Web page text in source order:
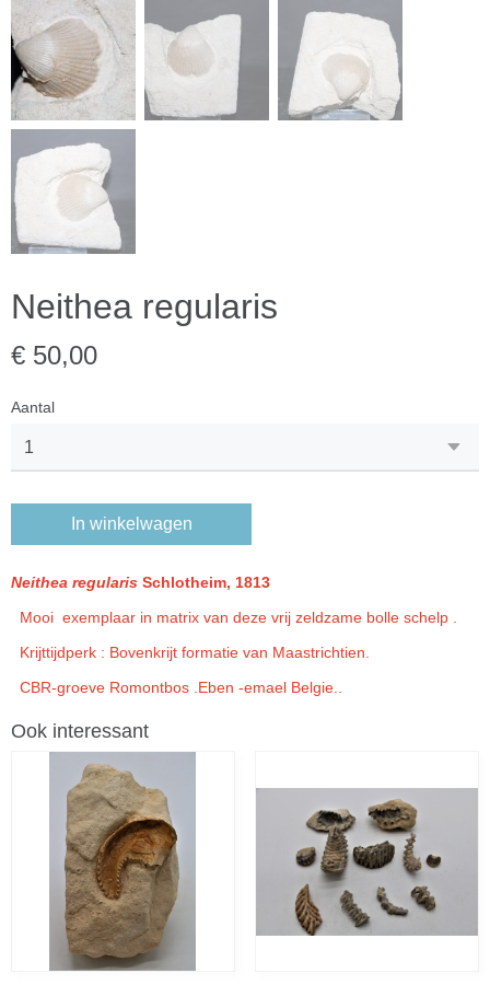
Neithea regularis
€ 50,00
Aantal
In winkelwagen
Neithea regularis Schlotheim, 1813
Mooi exemplaar in matrix van deze vrij zeldzame bolle schelp .
Krijttijdperk : Bovenkrijt formatie van Maastrichtien.
CBR-groeve Romontbos .Eben -emael Belgie..
Ook interessant